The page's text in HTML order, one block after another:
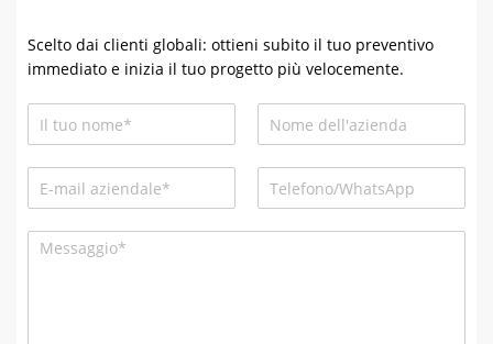
Scelto dai clienti globali: ottieni subito il tuo preventivo
immediato e inizia il tuo progetto più velocemente.